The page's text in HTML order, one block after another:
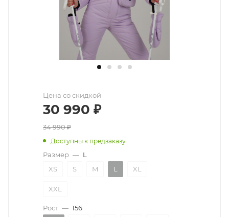
Цена со скидкой
30 990 ₽
34 990₽
Доступны к предзаказу
Размер — L
XS
S M L XL
XXL
Рост — 156